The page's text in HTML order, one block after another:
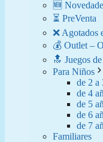
🆕
⏳ PreVenta
❌ Agotados
💰 Outlet –
🔝 Juegos
Para Niños
de 2 a
de 4
de 5
de 6
de 7
Familiares